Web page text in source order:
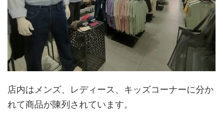
店内はメンズ、レディース、キッズコーナーに分か
れて商品が陳列されています。